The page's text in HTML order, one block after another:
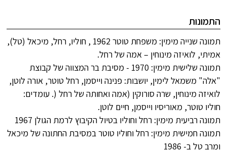
התמונות
תמונה שנייה מימין: משפחת טוטר 1962 , חוליו, רחל, מיכאל (טל),
אמיתי, לואיזה מינוחין – אמה של רחל.
תמונה שלישית מימין: 1970 - מסיבת בר המצווה של קבוצת
"אלה" משמאל לימין, יושבות: פנינה וייסמן, רחל טוטר, אורה לוטן,
לואיזה מינוחין, שרה סורוקין (אמה ואחותה של רחל (. עומדים:
חוליו טוטר, מאוריסיו וייסמן, חיים לוטן.
תמונה רביעית מימין: רחל וחוליו בטיול הקיבוץ לרמת הגולן 1967
תמונה חמישית מימין: רחל וחוליו טוטר במסיבת החתונה של מיכאל
ומרב טל ב- 1986